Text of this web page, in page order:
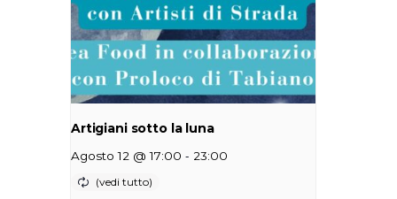
Artigiani sotto la luna
Agosto 12 @ 17:00 - 23:00